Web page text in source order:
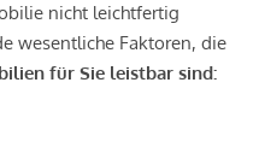
nicht leichtfertig
wesentliche Faktoren, die
für Sie leistbar sind: